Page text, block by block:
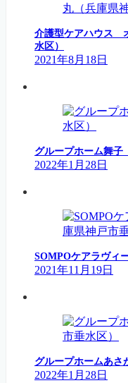
介護型ケアハウス
水区）
2021年8月18日
グループホーム舞子
2022年1月28日
SOMPOケアラヴィ
2021年11月19日
グループホームあさ
2022年1月28日